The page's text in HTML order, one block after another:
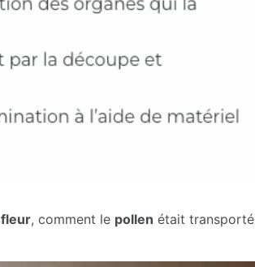
, comment le pollen était transporté